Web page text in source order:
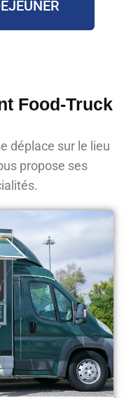
Food-Truck
déplace sur le lieu
propose ses